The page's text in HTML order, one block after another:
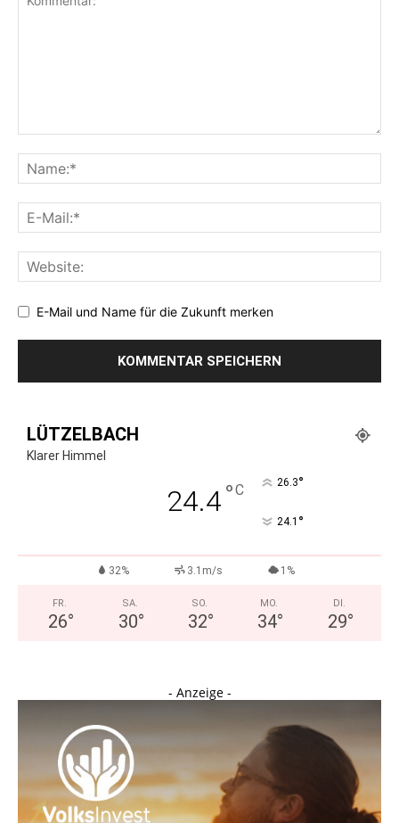
E-Mail und Name für die Zukunft merken
LÜTZELBACH
Klarer Himmel
24.4°C 26.3°
24.1 °
32% 3.1m/s 1%
FR.
26°
SA.
30°
SO.
32°
MO.
34°
DI.
29°
- Anzeige -